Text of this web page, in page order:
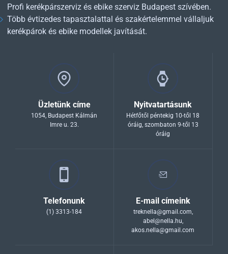
Profi kerékpárszerviz és ebike szerviz Budapest szívében.
Több évtizedes tapasztalattal és szakértelemmel vállaljuk
kerékpárok és ebike modellek javítását.
Üzletünk címe
1054, Budapest Kálmán
Imre u. 23.
Nyitvatartásunk
Hétfőtől péntekig 10-től 18
óráig, szombaton 9-től 13
óráig
Telefonunk
(1) 3313-184
E-mail címeink
treknella@gmail.com,
abel@nella.hu,
akos.nella@gmail.com